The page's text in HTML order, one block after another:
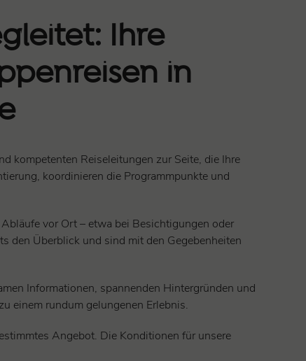
Ihre
in
kompetenten Reiseleitungen zur Seite, die Ihre
koordinieren die Programmpunkte und
vor Ort – etwa bei Besichtigungen oder
den Überblick und sind mit den Gegebenheiten
Informationen, spannenden Hintergründen und
einem rundum gelungenen Erlebnis.
Angebot. Die Konditionen für unsere